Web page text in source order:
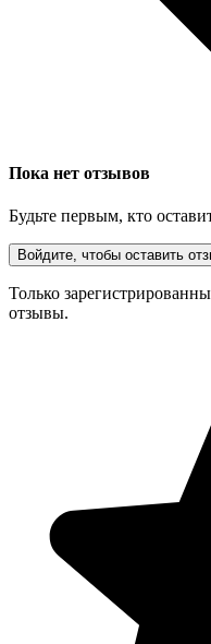
Пока нет отзывов
Будьте первым, кто
Войдите, чтобы оставить
Только
отзывы.